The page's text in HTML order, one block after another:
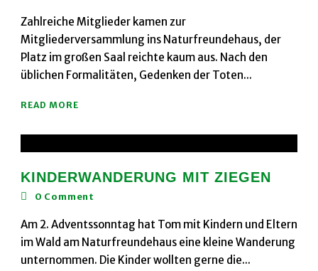
Zahlreiche Mitglieder kamen zur
Mitgliederversammlung ins Naturfreundehaus, der
Platz im großen Saal reichte kaum aus. Nach den
üblichen Formalitäten, Gedenken der Toten...
READ MORE
KINDERWANDERUNG MIT ZIEGEN
0 Comment
Am 2. Adventssonntag hat Tom mit Kindern und Eltern
im Wald am Naturfreundehaus eine kleine Wanderung
unternommen. Die Kinder wollten gerne die...